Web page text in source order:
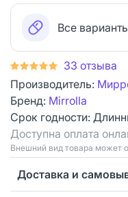
Все
33 отзыва
Производитель:
Бренд: Mirrolla
Срок годности:
Доступна оплата
Bнешний вид товара может
Доставка и